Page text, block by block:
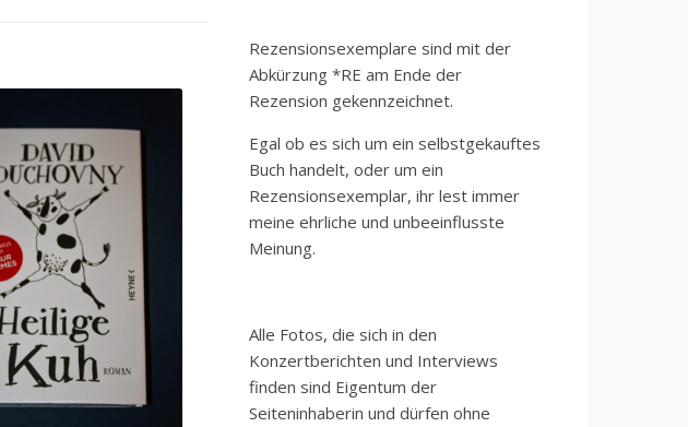
Rezensionsexemplare sind mit der
Abkürzung *RE am Ende der
Rezension gekennzeichnet.
Egal ob es sich um ein selbstgekauftes
Buch handelt, oder um ein
Rezensionsexemplar, ihr lest immer
meine ehrliche und unbeeinflusste
Meinung.
Alle Fotos, die sich in den
Konzertberichten und Interviews
finden sind Eigentum der
Seiteninhaberin und dürfen ohne